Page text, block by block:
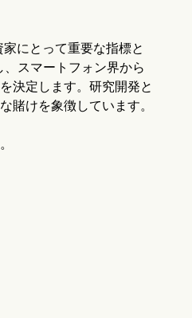
にとって重要な指標と
スマートフォン界から
決定します。研究開発と
けを象徴しています。